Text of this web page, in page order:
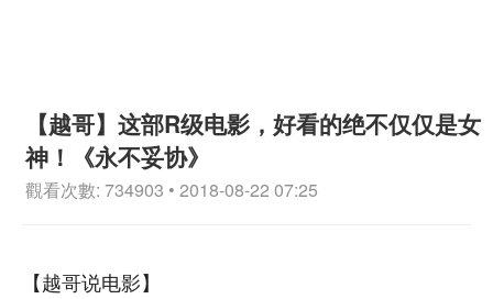
【越哥】这部R级电影，好看的绝不仅仅是女
神！《永不妥协》
觀看次數: 734903 • 2018-08-22 07:25
【越哥说电影】